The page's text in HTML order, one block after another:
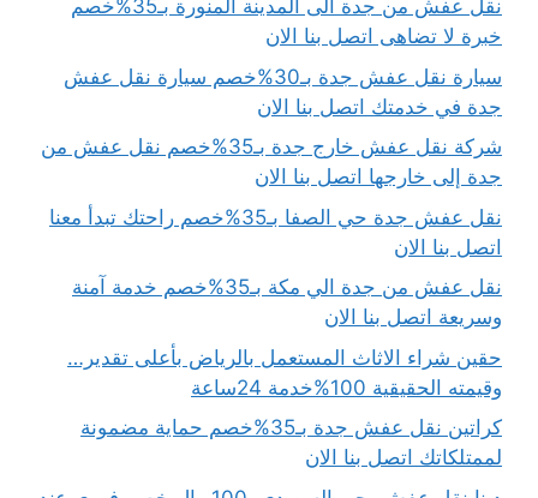
نقل عفش من جدة الى المدينة المنورة بـ35%خصم
خبرة لا تضاهى اتصل بنا الان
سيارة نقل عفش جدة بـ30%خصم سيارة نقل عفش
جدة في خدمتك اتصل بنا الان
شركة نقل عفش خارج جدة بـ35%خصم نقل عفش من
جدة إلى خارجها اتصل بنا الان
نقل عفش جدة حي الصفا بـ35%خصم راحتك تبدأ معنا
اتصل بنا الان
نقل عفش من جدة الي مكة بـ35%خصم خدمة آمنة
وسريعة اتصل بنا الان
حقين شراء الاثاث المستعمل بالرياض بأعلى تقدير…
وقيمته الحقيقية 100%خدمة 24ساعة
كراتين نقل عفش جدة بـ35%خصم حماية مضمونة
لممتلكاتك اتصل بنا الان